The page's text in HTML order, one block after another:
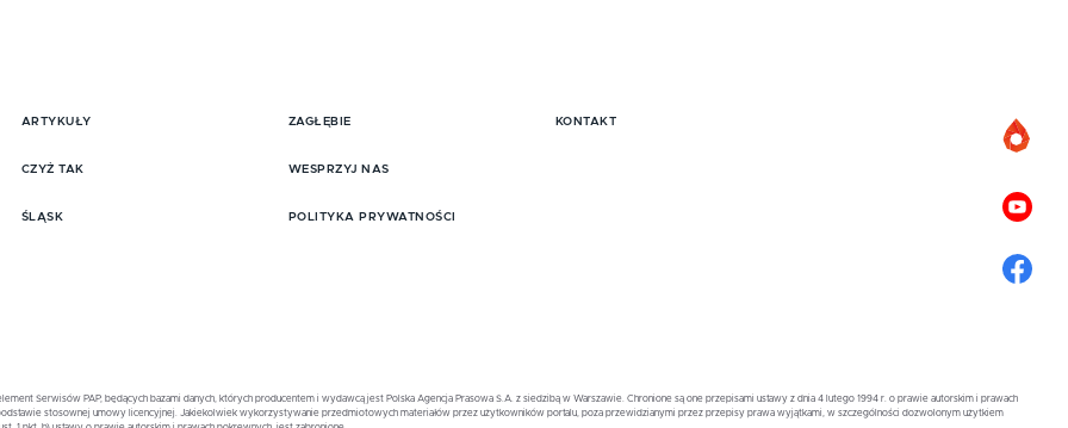
się do Newslttera
ARTYKUŁY
CZYŻ TAK
ŚLĄSK
ZAGŁĘBIE
WESPRZYJ NAS
POLITYKA PRYWATNOŚCI
KONTAKT
Serwisów PAP, będących bazami danych, których producentem i wydawcą jest Polska Agencja Prasowa S.A. z siedzibą w Warszawie. Chronione są one przepisami ustawy z dnia 4 lutego 1994 r. o prawie autorskim i prawach
stosownej umowy licencyjnej. Jakiekolwiek wykorzystywanie przedmiotowych materiałów przez użytkowników portalu, poza przewidzianymi przez przepisy prawa wyjątkami, w szczególności dozwolonym użytkiem